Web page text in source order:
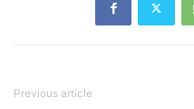
Previous article